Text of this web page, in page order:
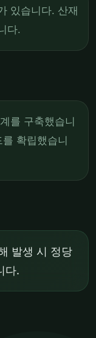
있습니다. 산재
다.
를 구축했습니
확립했습니
발생 시 정당
다.